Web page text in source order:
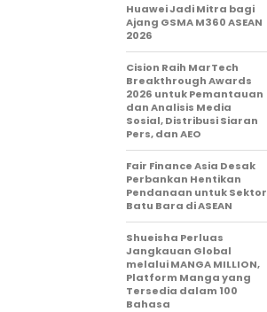
Huawei Jadi Mitra bagi
Ajang GSMA M360 ASEAN
2026
Cision Raih MarTech
Breakthrough Awards
2026 untuk Pemantauan
dan Analisis Media
Sosial, Distribusi Siaran
Pers, dan AEO
Fair Finance Asia Desak
Perbankan Hentikan
Pendanaan untuk Sektor
Batu Bara di ASEAN
Shueisha Perluas
Jangkauan Global
melalui MANGA MILLION,
Platform Manga yang
Tersedia dalam 100
Bahasa